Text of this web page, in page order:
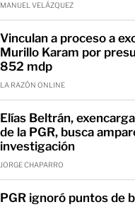
MANUEL VELÁZQUEZ
Vinculan a proceso a
Murillo Karam por
852 mdp
LA RAZÓN ONLINE
Elías Beltrán,
de la PGR, busca
investigación
JORGE CHAPARRO
PGR ignoró puntos de